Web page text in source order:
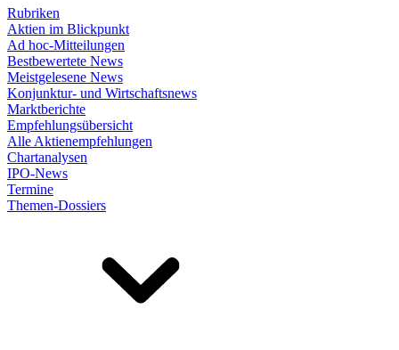
Rubriken
Aktien im Blickpunkt
Ad hoc-Mitteilungen
Bestbewertete News
Meistgelesene News
Konjunktur- und Wirtschaftsnews
Marktberichte
Empfehlungsübersicht
Alle Aktienempfehlungen
Chartanalysen
IPO-News
Termine
Themen-Dossiers